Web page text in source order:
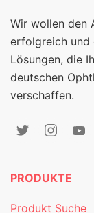
Wir wollen den
erfolgreich und
Lösungen, die
deutschen
verschaffen.
PRODUKTE
Produkt Suche